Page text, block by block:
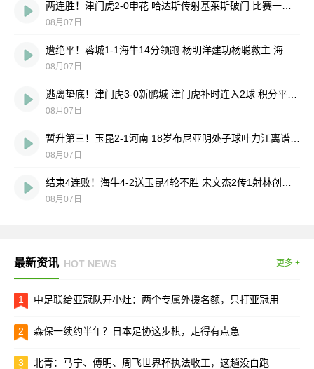
08月07日
08月07日
08月07日
08月07日
08月07日
最新资讯 HOT NEWS 更多 +
1 中足联给亚冠队开小灶：两个专属外援名额，只打亚冠用
2 森保一续约半年？日本足协这步棋，走得有点急
3 北青：马宁、傅明、周飞世界杯执法收工，这趟没白跑